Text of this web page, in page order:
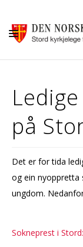
GUDSTENESTER
DÅP VIGSEL
BARN OG
SOKNERÅDA
INFORMASJON
GI EI GÅVE
på
Det er for tida
og ein nyoppretta
ungdom.
Sokneprest i Stord: